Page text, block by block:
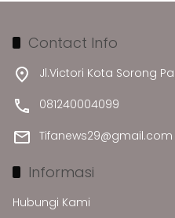
Contact Info
Jl.Victori Kota Sorong
081240004099
Tifanews29@gmail.com
Informasi
Hubungi Kami